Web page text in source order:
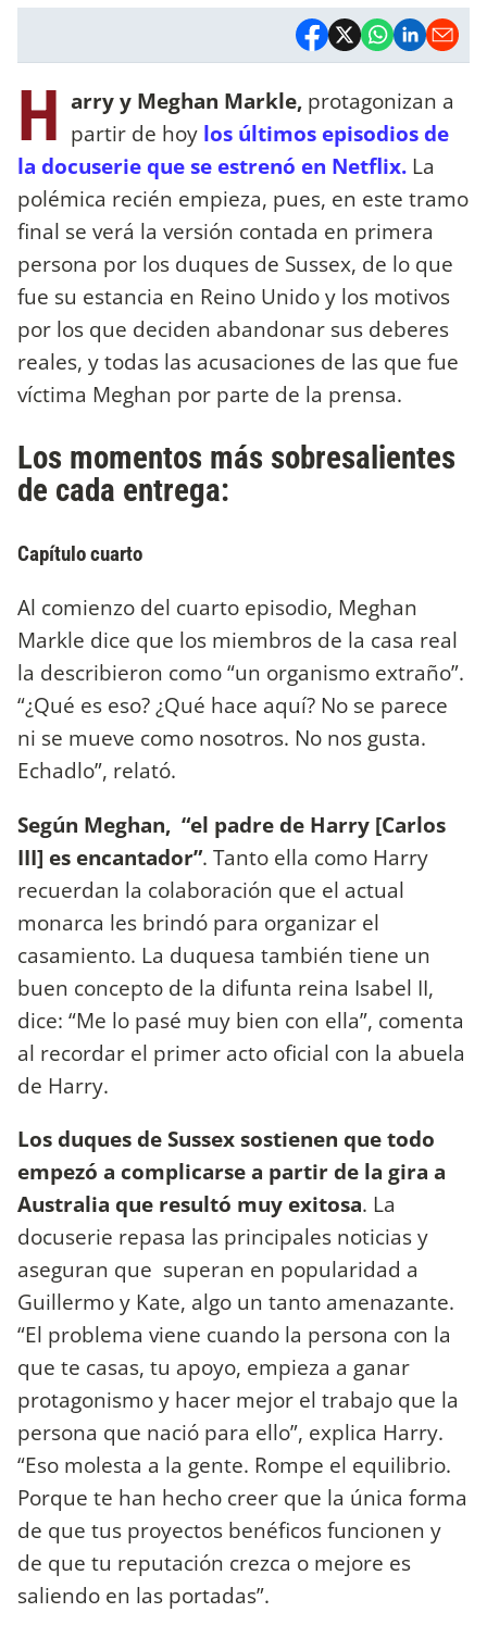
H arry y Meghan Markle, protagonizan a
partir de hoy los últimos episodios de
la docuserie que se estrenó en Netflix. La
polémica recién empieza, pues, en este tramo
final se verá la versión contada en primera
persona por los duques de Sussex, de lo que
fue su estancia en Reino Unido y los motivos
por los que deciden abandonar sus deberes
reales, y todas las acusaciones de las que fue
víctima Meghan por parte de la prensa.
Los momentos más sobresalientes
de cada entrega:
Capítulo cuarto
Al comienzo del cuarto episodio, Meghan
Markle dice que los miembros de la casa real
la describieron como “un organismo extraño”.
“¿Qué es eso? ¿Qué hace aquí? No se parece
ni se mueve como nosotros. No nos gusta.
Echadlo”, relató.
Según Meghan, “el padre de Harry [Carlos
III] es encantador”. Tanto ella como Harry
recuerdan la colaboración que el actual
monarca les brindó para organizar el
casamiento. La duquesa también tiene un
buen concepto de la difunta reina Isabel II,
dice: “Me lo pasé muy bien con ella”, comenta
al recordar el primer acto oficial con la abuela
de Harry.
Los duques de Sussex sostienen que todo
empezó a complicarse a partir de la gira a
Australia que resultó muy exitosa. La
docuserie repasa las principales noticias y
aseguran que superan en popularidad a
Guillermo y Kate, algo un tanto amenazante.
“El problema viene cuando la persona con la
que te casas, tu apoyo, empieza a ganar
protagonismo y hacer mejor el trabajo que la
persona que nació para ello”, explica Harry.
“Eso molesta a la gente. Rompe el equilibrio.
Porque te han hecho creer que la única forma
de que tus proyectos benéficos funcionen y
de que tu reputación crezca o mejore es
saliendo en las portadas”.